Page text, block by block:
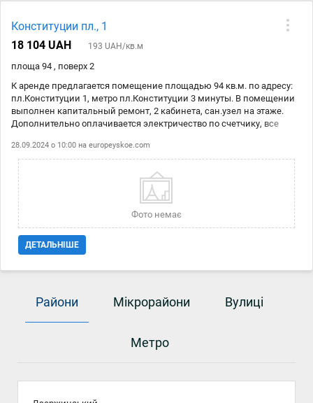
Конституции пл., 1
18 104 UAH
193 UAH/кв.м
площа 94 , поверх 2
К аренде предлагается помещение площадью 94 кв.м. по адресу:
пл.Конституции 1, метро пл.Конституции 3 минуты. В помещении
выполнен капитальный ремонт, 2 кабинета, сан.узел на этаже.
Дополнительно оплачивается электричество по счетчику, все
Идеально подходит под офис, услуги бьюти сферы. Хорошо
развитая инфраструктура, отличная транспортная развязка.
Компания: АН Европейское
28.09.2024 о 10:00 на europeyskoe.com
Фото немає
ДЕТАЛЬНІШЕ
Райони Мікрорайони Вулиці
Метро